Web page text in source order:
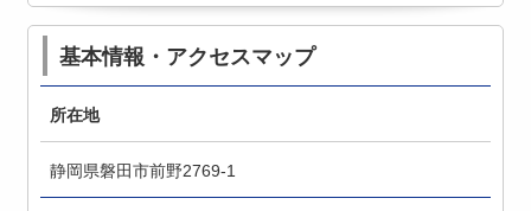
基本情報・アクセスマップ
所在地
静岡県磐田市前野2769-1